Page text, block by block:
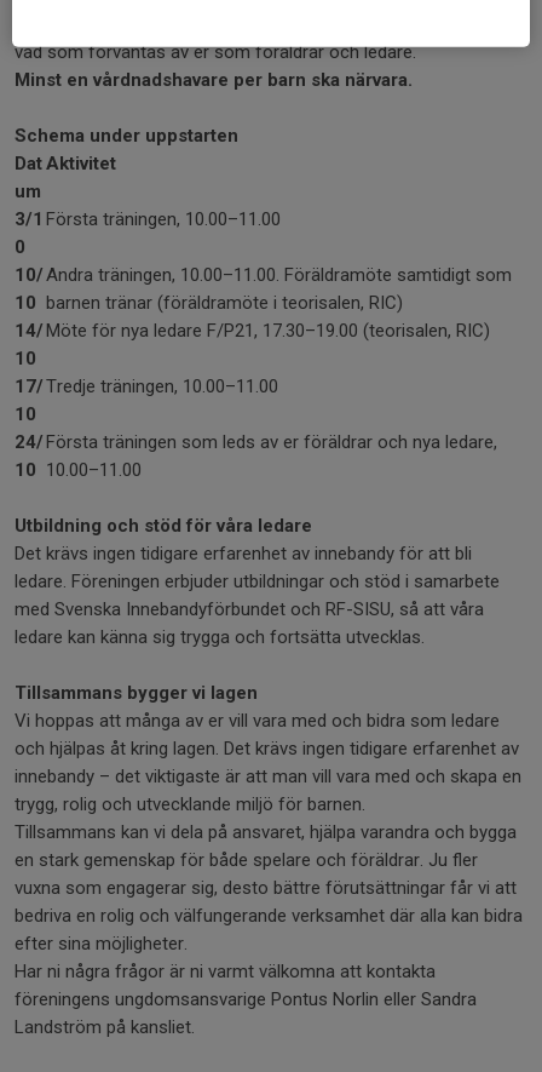
vad som förväntas av er som föräldrar och ledare.
Minst en vårdnadshavare per barn ska närvara.
Schema under uppstarten
Dat
um
Aktivitet
3/1
0
Första träningen, 10.00–11.00
10/
10
Andra träningen, 10.00–11.00. Föräldramöte samtidigt som
barnen tränar (föräldramöte i teorisalen, RIC)
14/
10
Möte för nya ledare F/P21, 17.30–19.00 (teorisalen, RIC)
17/
10
Tredje träningen, 10.00–11.00
24/
10
Första träningen som leds av er föräldrar och nya ledare,
10.00–11.00
Utbildning och stöd för våra ledare
Det krävs ingen tidigare erfarenhet av innebandy för att bli
ledare. Föreningen erbjuder utbildningar och stöd i samarbete
med Svenska Innebandyförbundet och RF-SISU, så att våra
ledare kan känna sig trygga och fortsätta utvecklas.
Tillsammans bygger vi lagen
Vi hoppas att många av er vill vara med och bidra som ledare
och hjälpas åt kring lagen. Det krävs ingen tidigare erfarenhet av
innebandy – det viktigaste är att man vill vara med och skapa en
trygg, rolig och utvecklande miljö för barnen.
Tillsammans kan vi dela på ansvaret, hjälpa varandra och bygga
en stark gemenskap för både spelare och föräldrar. Ju fler
vuxna som engagerar sig, desto bättre förutsättningar får vi att
bedriva en rolig och välfungerande verksamhet där alla kan bidra
efter sina möjligheter.
Har ni några frågor är ni varmt välkomna att kontakta
föreningens ungdomsansvarige Pontus Norlin eller Sandra
Landström på kansliet.